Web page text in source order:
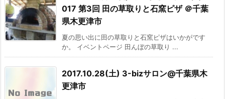
017 第3回 田の草取りと石窯ピザ ＠千葉
県木更津市
夏の思い出に田の草取りと石窯ピザはいかがです
か。 イベントページ 田んぼの草取り ...
2017.10.28(土) 3-bizサロン@千葉県木
更津市